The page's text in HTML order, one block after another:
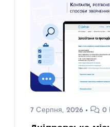
7 Серпня, 2026 0